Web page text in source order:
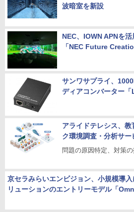
波暗室を新設
NEC、IOWN APNを
「NEC Future
サンワサプライ、
ディアコンバーター「
アライドテレシス、
ク環境調査・分析サー
問題の原因特定、対策
京セラみらいエンビジョン、小規模導
リューションのエントリーモデル「